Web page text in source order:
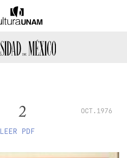
2 OCT.1976
LEER PDF